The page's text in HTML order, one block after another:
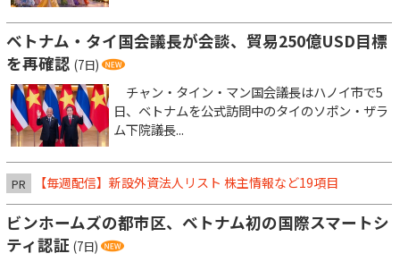
ベトナム・タイ国会議長が会談、貿易250億USD目標
を再確認 (7日)
チャン・タイン・マン国会議長はハノイ市で5
日、ベトナムを公式訪問中のタイのソポン・ザラ
ム下院議長...
PR 【毎週配信】新設外資法人リスト 株主情報など19項目
ビンホームズの都市区、ベトナム初の国際スマートシ
ティ認証 (7日)